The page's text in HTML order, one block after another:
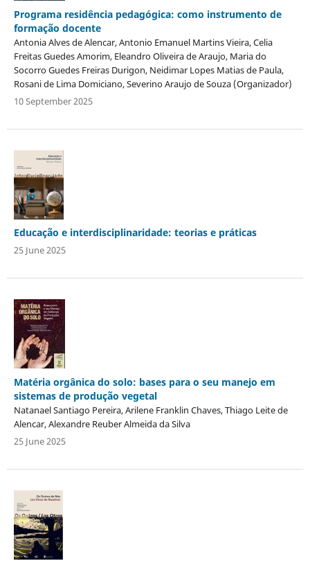
Programa residência pedagógica: como instrumento de
formação docente
Antonia Alves de Alencar, Antonio Emanuel Martins Vieira, Celia
Freitas Guedes Amorim, Eleandro Oliveira de Araujo, Maria do
Socorro Guedes Freiras Durigon, Neidimar Lopes Matias de Paula,
Rosani de Lima Domiciano, Severino Araujo de Souza (Organizador)
10 September 2025
Educação e interdisciplinaridade: teorias e práticas
25 June 2025
Matéria orgânica do solo: bases para o seu manejo em
sistemas de produção vegetal
Natanael Santiago Pereira, Arilene Franklin Chaves, Thiago Leite de
Alencar, Alexandre Reuber Almeida da Silva
25 June 2025